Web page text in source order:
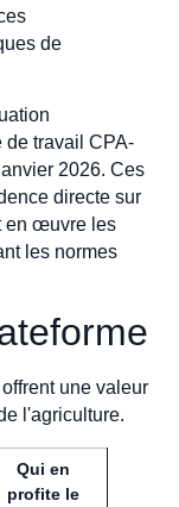
de
de travail CPA-
2026. Ces
directe sur
en œuvre les
les normes
une valeur
l'agriculture.
Qui en
profite le